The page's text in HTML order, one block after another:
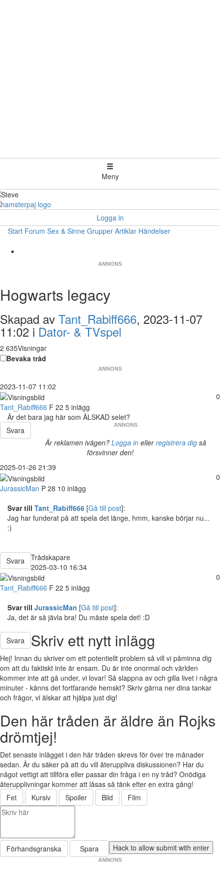
Meny
Logga in
Start Forum Sex & Sinne Grupper Artiklar Händelser
ANNONS
Hogwarts legacy
Skapad av Tant_Rabiff666, 2023-11-07
11:02 i Dator- & TVspel
2 635Visningar
Bevaka tråd
ANNONS
2023-11-07 11:02
0
Tant_Rabiff666 F 22 5 inlägg
Är det bara jag här som ÄLSKAD selet?
Svara
ANNONS
Är reklamen ivägen? Logga inellerregistrera digså
försvinner den!
2025-01-26 21:39
0
JurassicMan P 28 10 inlägg
Svar till Tant_Rabiff666 [Gå till post]:
Jag har funderat på att spela det länge, hmm, kanske börjar nu...
:)
Svara
Trådskapare
2025-03-10 16:34
0
Tant_Rabiff666 F 22 5 inlägg
Svar till JurassicMan [Gå till post]:
Ja, det är så jävla bra! Du måste spela det! :D
Svara Skriv ett nytt inlägg
Hej! Innan du skriver om ett potentiellt problem så vill vi påminna dig
om att du faktiskt inte är ensam. Du är inte onormal och världen
kommer inte att gå under, vi lovar! Så slappna av och gilla livet i några
minuter - känns det fortfarande hemskt? Skriv gärna ner dina tankar
och frågor, vi älskar att hjälpa just dig!
Den här tråden är äldre än Rojks
drömtjej!
Det senaste inlägget i den här tråden skrevs för över tre månader
sedan. Är du säker på att du vill återuppliva diskussionen? Har du
något vettigt att tillföra eller passar din fråga i en ny tråd? Onödiga
återupplivningar kommer att låsas så tänk efter en extra gång!
Fet
Kursiv Spoiler Bild Film
Förhandsgranska Spara
ANNONS